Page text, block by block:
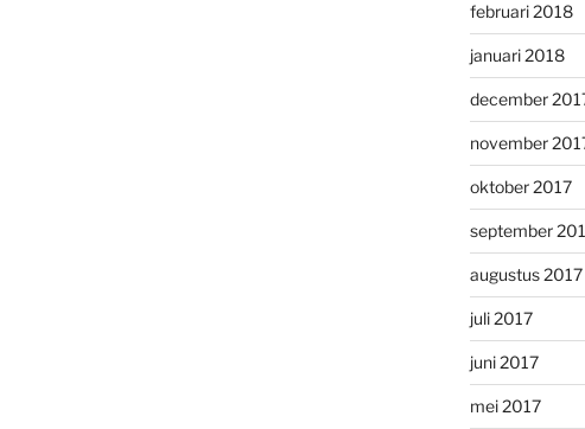
februari 2018
januari 2018
december
november
oktober 2017
september
augustus 2017
juli 2017
juni 2017
mei 2017